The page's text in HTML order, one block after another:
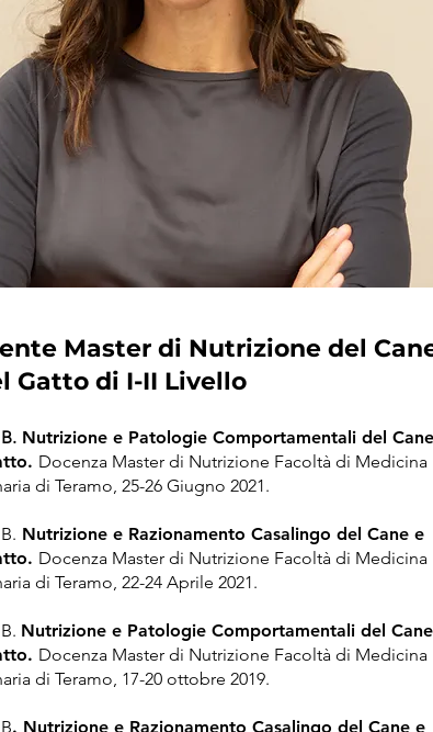
Master di Nutrizione del
Gatto di I-II Livello
Nutrizione e Patologie Comportamentali del Cane
Docenza Master di Nutrizione Facoltà di Medicina
di Teramo, 25-26 Giugno 2021.
Nutrizione e Razionamento Casalingo del Cane e
Docenza Master di Nutrizione Facoltà di Medicina
di Teramo, 22-24 Aprile 2021.
Nutrizione e Patologie Comportamentali del Cane
Docenza Master di Nutrizione Facoltà di Medicina
di Teramo, 17-20 ottobre 2019.
. Nutrizione e Razionamento Casalingo del Cane e